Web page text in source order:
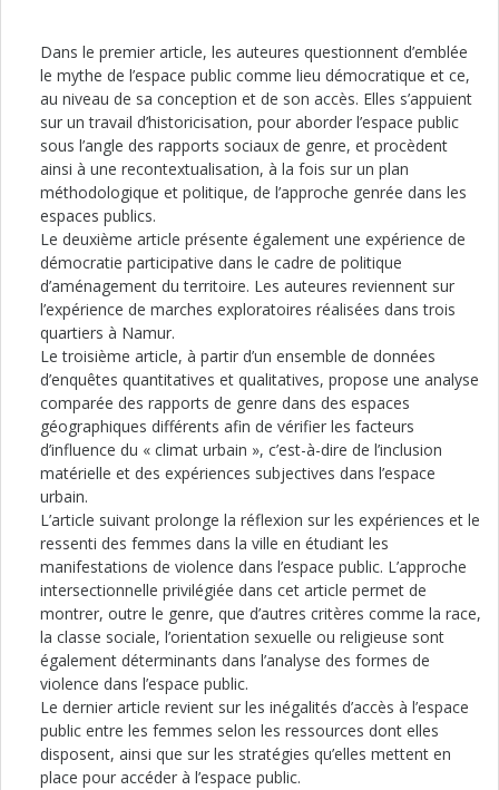
Dans le premier article, les auteures questionnent d’emblée
le mythe de l’espace public comme lieu démocratique et ce,
au niveau de sa conception et de son accès. Elles s’appuient
sur un travail d’historicisation, pour aborder l’espace public
sous l’angle des rapports sociaux de genre, et procèdent
ainsi à une recontextualisation, à la fois sur un plan
méthodologique et politique, de l’approche genrée dans les
espaces publics.
Le deuxième article présente également une expérience de
démocratie participative dans le cadre de politique
d’aménagement du territoire. Les auteures reviennent sur
l’expérience de marches exploratoires réalisées dans trois
quartiers à Namur.
Le troisième article, à partir d’un ensemble de données
d’enquêtes quantitatives et qualitatives, propose une analyse
comparée des rapports de genre dans des espaces
géographiques différents afin de vérifier les facteurs
d’influence du « climat urbain », c’est-à-dire de l’inclusion
matérielle et des expériences subjectives dans l’espace
urbain.
L’article suivant prolonge la réflexion sur les expériences et le
ressenti des femmes dans la ville en étudiant les
manifestations de violence dans l’espace public. L’approche
intersectionnelle privilégiée dans cet article permet de
montrer, outre le genre, que d’autres critères comme la race,
la classe sociale, l’orientation sexuelle ou religieuse sont
également déterminants dans l’analyse des formes de
violence dans l’espace public.
Le dernier article revient sur les inégalités d’accès à l’espace
public entre les femmes selon les ressources dont elles
disposent, ainsi que sur les stratégies qu’elles mettent en
place pour accéder à l’espace public.